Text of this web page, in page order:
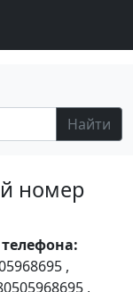
Найти
номер
,
,